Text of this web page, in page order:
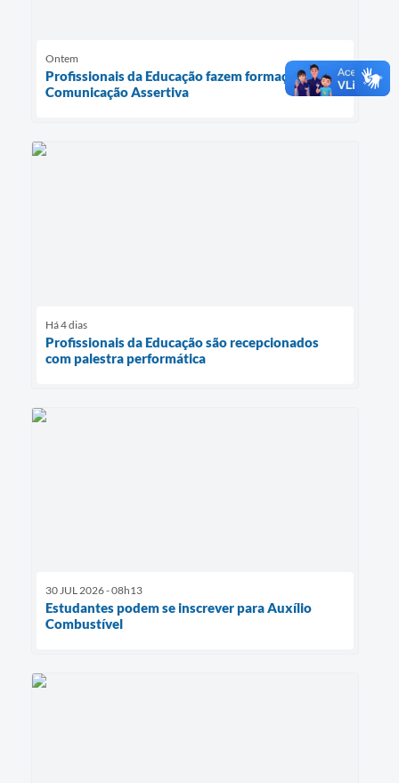
Ontem
Profissionais da Educação fazem formação sobre
Comunicação Assertiva
Há 4 dias
Profissionais da Educação são recepcionados
com palestra performática
30 JUL 2026 - 08h13
Estudantes podem se inscrever para Auxílio
Combustível